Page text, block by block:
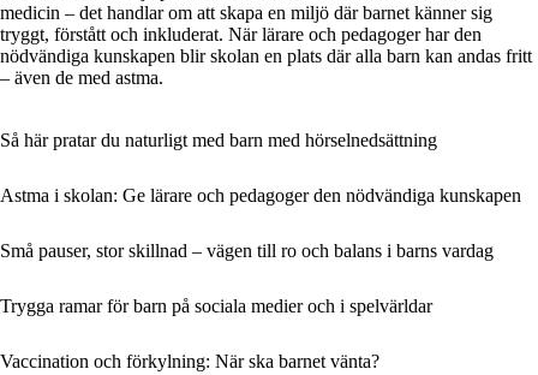
medicin – det handlar om att skapa en miljö där barnet känner sig
tryggt, förstått och inkluderat. När lärare och pedagoger har den
nödvändiga kunskapen blir skolan en plats där alla barn kan andas fritt
– även de med astma.
Så här pratar du naturligt med barn med hörselnedsättning
Astma i skolan: Ge lärare och pedagoger den nödvändiga kunskapen
Små pauser, stor skillnad – vägen till ro och balans i barns vardag
Trygga ramar för barn på sociala medier och i spelvärldar
Vaccination och förkylning: När ska barnet vänta?